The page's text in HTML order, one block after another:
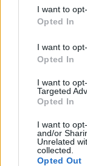
I want to
Opted In
I want to
Opted In
I want to
Targeted
Opted In
I want to
and/or
Unrelated
collected.
Opted Out
Bartosz Michalski
Reklama